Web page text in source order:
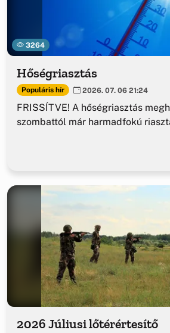
3264
Hőségriasztás
Populáris hír 2026. 07. 06 21:24
FRISSÍTVE! A hőségriasztás
szombattól már harmadfokú
2026 Júliusi lőtérértesítő